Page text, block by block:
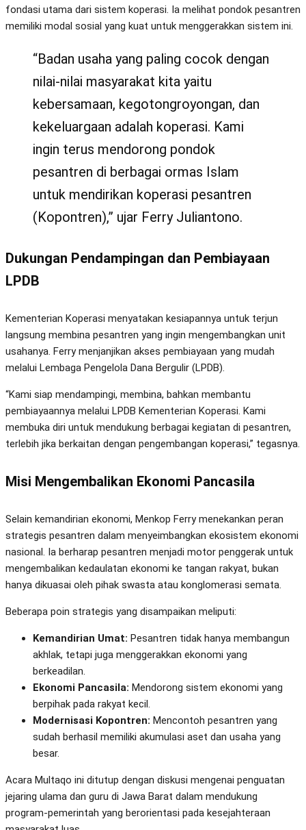
fondasi utama dari sistem koperasi. Ia melihat pondok pesantren
memiliki modal sosial yang kuat untuk menggerakkan sistem ini.
“Badan usaha yang paling cocok dengan
nilai-nilai masyarakat kita yaitu
kebersamaan, kegotongroyongan, dan
kekeluargaan adalah koperasi. Kami
ingin terus mendorong pondok
pesantren di berbagai ormas Islam
untuk mendirikan koperasi pesantren
(Kopontren),” ujar Ferry Juliantono.
Dukungan Pendampingan dan Pembiayaan
LPDB
Kementerian Koperasi menyatakan kesiapannya untuk terjun
langsung membina pesantren yang ingin mengembangkan unit
usahanya. Ferry menjanjikan akses pembiayaan yang mudah
melalui Lembaga Pengelola Dana Bergulir (LPDB).
“Kami siap mendampingi, membina, bahkan membantu
pembiayaannya melalui LPDB Kementerian Koperasi. Kami
membuka diri untuk mendukung berbagai kegiatan di pesantren,
terlebih jika berkaitan dengan pengembangan koperasi,” tegasnya.
Misi Mengembalikan Ekonomi Pancasila
Selain kemandirian ekonomi, Menkop Ferry menekankan peran
strategis pesantren dalam menyeimbangkan ekosistem ekonomi
nasional. Ia berharap pesantren menjadi motor penggerak untuk
mengembalikan kedaulatan ekonomi ke tangan rakyat, bukan
hanya dikuasai oleh pihak swasta atau konglomerasi semata.
Beberapa poin strategis yang disampaikan meliputi:
Kemandirian Umat: Pesantren tidak hanya membangun
akhlak, tetapi juga menggerakkan ekonomi yang
berkeadilan.
Ekonomi Pancasila: Mendorong sistem ekonomi yang
berpihak pada rakyat kecil.
Modernisasi Kopontren: Mencontoh pesantren yang
sudah berhasil memiliki akumulasi aset dan usaha yang
besar.
Acara Multaqo ini ditutup dengan diskusi mengenai penguatan
jejaring ulama dan guru di Jawa Barat dalam mendukung
program-pemerintah yang berorientasi pada kesejahteraan